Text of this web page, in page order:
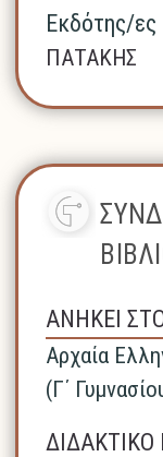
Εκδότης/ες
ΠΑΤΑΚΗΣ
ΑΝΗΚΕΙ
Αρχαία
(Γ΄
ΔΙΔΑΚΤΙΚΟ